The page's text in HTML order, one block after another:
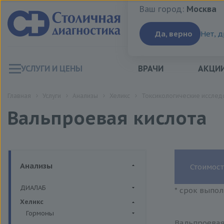
Ваш город:Москва
Ваш город: Москва
Да, верно Нет,
УСЛУГИ И ЦЕНЫ ВРАЧИ
Вальпроевая кислота
Анализы
ДИАЛАБ
Биохимия крови
Хеликс
Гормоны
* срок